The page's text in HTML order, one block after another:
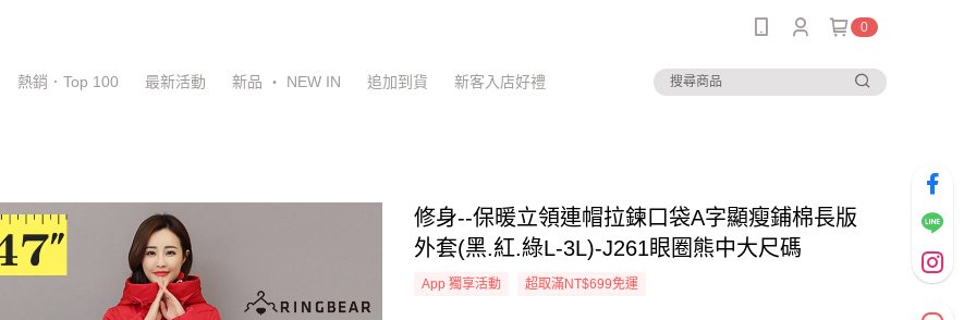
0
熱銷．Top 100 最新活動 新品 ‧ NEW IN 追加到貨 新客入店好禮
修身--保暖立領連帽拉鍊口袋A字顯瘦鋪棉長版
外套(黑.紅.綠L-3L)-J261眼圈熊中大尺碼
App 獨享活動 超取滿NT$699免運